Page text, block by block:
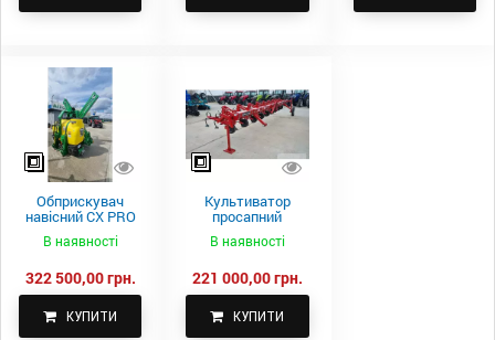
Обприскувач
навісний CX PRO
В наявності
322 500,00 грн.
КУПИТИ
Культиватор
просапний
КПН-5,6-05
В наявності
221 000,00 грн.
КУПИТИ